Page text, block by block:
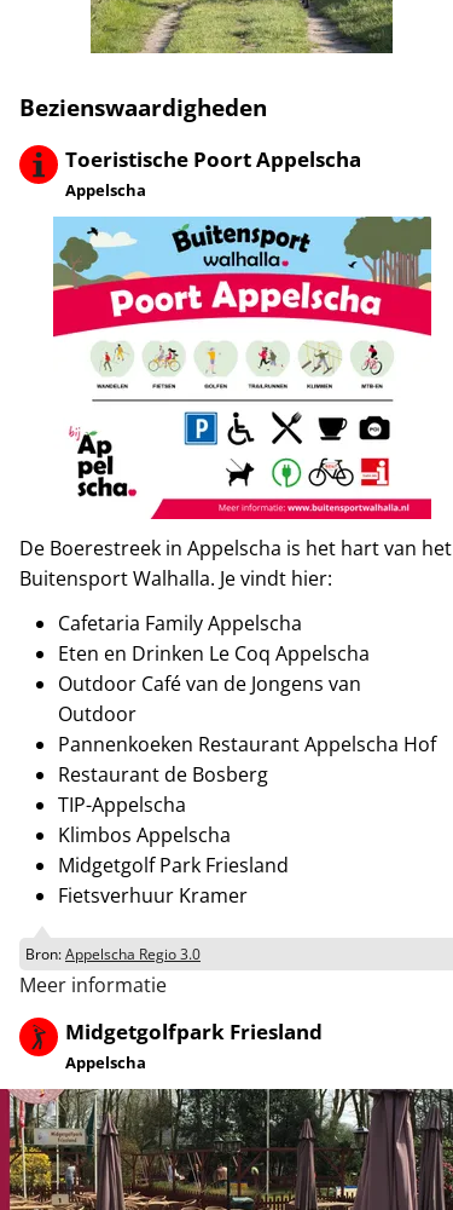
Bezienswaardigheden
Toeristische Poort Appelscha
Appelscha
De Boerestreek in Appelscha is het hart van het
Buitensport Walhalla. Je vindt hier:
Cafetaria Family Appelscha
Eten en Drinken Le Coq Appelscha
Outdoor Café van de Jongens van
Outdoor
Pannenkoeken Restaurant Appelscha Hof
Restaurant de Bosberg
TIP-Appelscha
Klimbos Appelscha
Midgetgolf Park Friesland
Fietsverhuur Kramer
Bron:Appelscha Regio 3.0
Meer informatie
Midgetgolfpark Friesland
Appelscha